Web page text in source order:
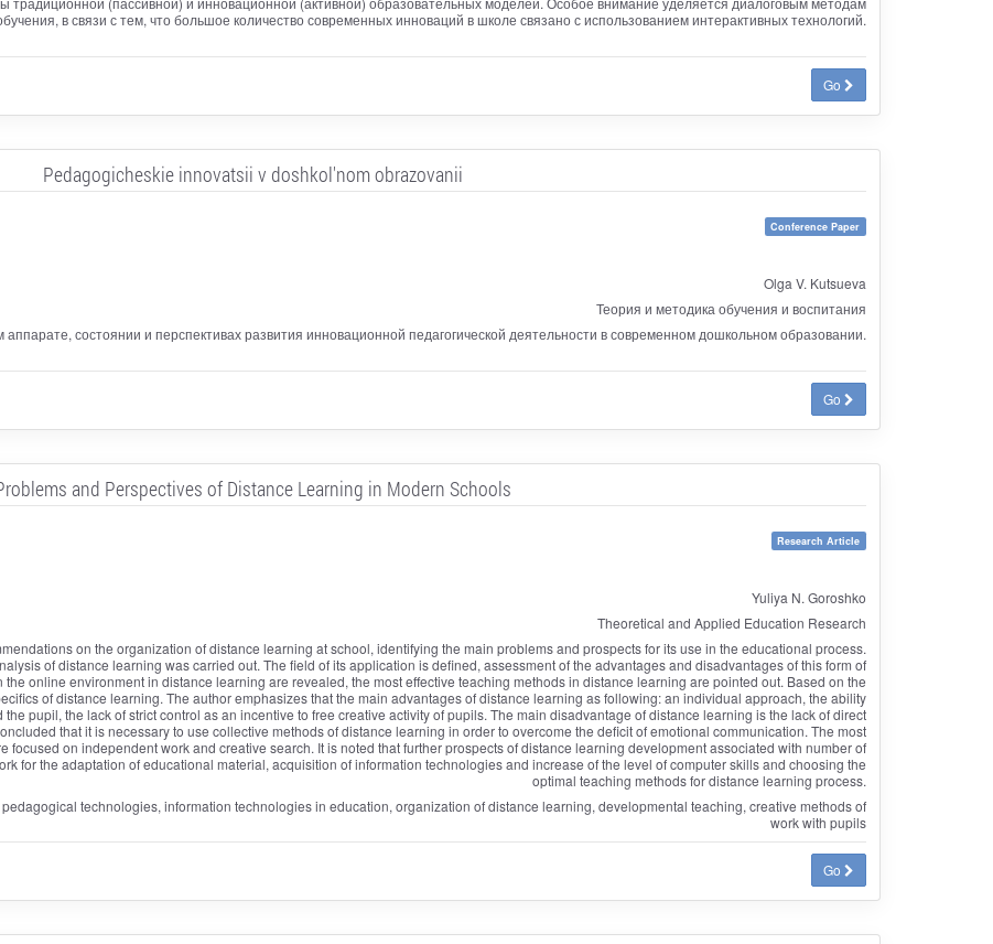
в связи с тем, что большое количество современных инноваций в школе связано с использованием интерактивных технологий.
Go
Pedagogicheskie innovatsii v doshkol'nom obrazovanii
Conference Paper
Olga V. Kutsueva
Теория и методика обучения и воспитания
состоянии и перспективах развития инновационной педагогической деятельности в современном дошкольном образовании.
Go
and Perspectives of Distance Learning in Modern Schools
Research Article
Yuliya N. Goroshko
Theoretical and Applied Education Research
on the organization of distance learning at school, identifying the main problems and prospects for its use in the educational process.
of distance learning was carried out. The field of its application is defined, assessment of the advantages and disadvantages of this form of
online environment in distance learning are revealed, the most effective teaching methods in distance learning are pointed out. Based on the
of distance learning. The author emphasizes that the main advantages of distance learning as following: an individual approach, the ability
pupil, the lack of strict control as an incentive to free creative activity of pupils. The main disadvantage of distance learning is the lack of direct
that it is necessary to use collective methods of distance learning in order to overcome the deficit of emotional communication. The most
focused on independent work and creative search. It is noted that further prospects of distance learning development associated with number of
for the adaptation of educational material, acquisition of information technologies and increase of the level of computer skills and choosing the
optimal teaching methods for distance learning process.
technologies, information technologies in education, organization of distance learning, developmental teaching, creative methods of
work with pupils
Go